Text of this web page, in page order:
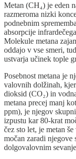
Metan (CH₄) je eden
razmeroma nizki
podnebnim
absorpcije
Molekule metana
oddajo v vse smeri,
ustvarja učinek tople
Posebnost metana je
valovnih dolžinah,
dioksid (CO₂) in
metana precej manj
ppm), je njegov
izpustu kar 80-krat
čez sto let, je metan
močan zaradi
dolgovalovnim